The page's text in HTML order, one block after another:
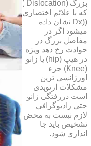
بزرگ (Dislocation )
که با علائم اختصاری
((Dx نشان داده
میشود اگر در
مفاصل بزرگ در
حوادث رخ دهد ویژه
در هیپ (hip) یا زانو
(Knee) جزء
اورژانسی ترین
مشکلات ارتوپدی
است دررفتگی زانو
حتی رادیوگرافی
لازم نیست به محض
تشخیص باید جا
اندازی شود.